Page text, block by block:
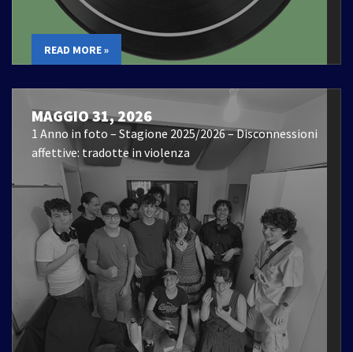
READ MORE »
MAGGIO 31, 2026
1 Anno in foto – Stagione 2025/2026 – Disconnessioni
affettive: tradotte in violenza